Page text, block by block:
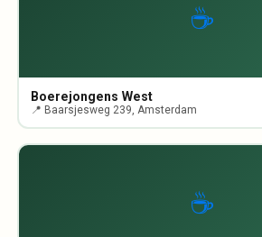
☕
Boerejongens West
📍 Baarsjesweg 239, Amsterdam
☕